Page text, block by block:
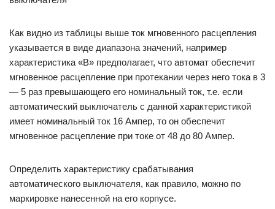
Как видно из таблицы выше ток мгновенного расцепления
указывается в виде диапазона значений, например
характеристика «B» предполагает, что автомат обеспечит
мгновенное расцепление при протекании через него тока в 3
— 5 раз превышающего его номинальный ток, т.е. если
автоматический выключатель с данной характеристикой
имеет номинальный ток 16 Ампер, то он обеспечит
мгновенное расцепление при токе от 48 до 80 Ампер.
Определить характеристику срабатывания
автоматического выключателя, как правило, можно по
маркировке нанесенной на его корпусе.